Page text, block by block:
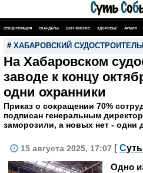
СПЕЦОПЕРАЦИЯ СКАНДАЛЫ ШОУ-БИЗНЕС ЗДОРОВЬЕ АРМИЯ
# ХАБАРОВСКИЙ
На Хабаровском
заводе к концу
одни охранники
Приказ о сокращении 70%
подписан генеральным
заморозили, а новых нет - одни
15 августа 2025, 17:07 [ Суть
Одно